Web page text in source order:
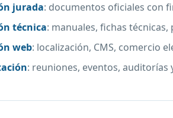
jurada: documentos oficiales con
técnica: manuales, fichas
web: localización, CMS, comercio
: reuniones, eventos, auditorías